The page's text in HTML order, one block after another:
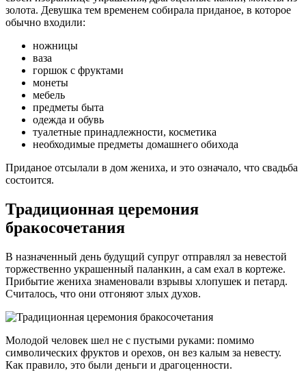
золота. Девушка тем временем собирала приданое, в которое
обычно входили:
ножницы
ваза
горшок с фруктами
монеты
мебель
предметы быта
одежда и обувь
туалетные принадлежности, косметика
необходимые предметы домашнего обихода
Приданое отсылали в дом жениха, и это означало, что свадьба
состоится.
Традиционная церемония
бракосочетания
В назначенный день будущий супруг отправлял за невестой
торжественно украшенный паланкин, а сам ехал в кортеже.
Прибытие жениха знаменовали взрывы хлопушек и петард.
Считалось, что они отгоняют злых духов.
Молодой человек шел не с пустыми руками: помимо
символических фруктов и орехов, он вез калым за невесту.
Как правило, это были деньги и драгоценности.